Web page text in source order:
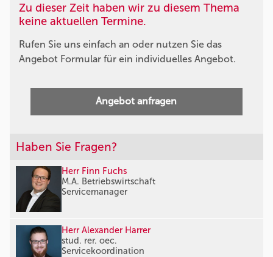
Zu dieser Zeit haben wir zu diesem Thema
keine aktuellen Termine.
Rufen Sie uns einfach an oder nutzen Sie das
Angebot Formular für ein individuelles Angebot.
Angebot anfragen
Haben Sie Fragen?
Herr Finn Fuchs
M.A. Betriebswirtschaft
Servicemanager
Herr Alexander Harrer
stud. rer. oec.
Servicekoordination